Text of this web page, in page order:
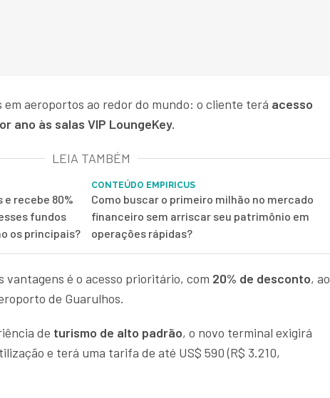
em aeroportos ao redor do mundo: o cliente terá acesso
ano às salas VIP LoungeKey.
LEIA TAMBÉM
e recebe 80%
fundos
os principais?
CONTEÚDO EMPIRICUS
Como buscar o primeiro milhão no mercado
financeiro sem arriscar seu patrimônio em
operações rápidas?
vantagens é o acesso prioritário, com 20% de desconto, ao
de Guarulhos.
de turismo de alto padrão, o novo terminal exigirá
e terá uma tarifa de até US$ 590 (R$ 3.210,